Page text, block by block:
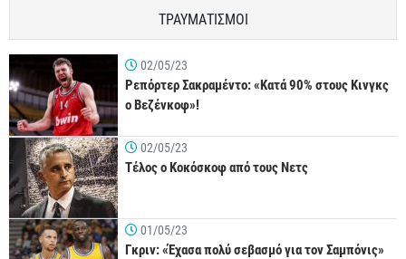
ΤΡΑΥΜΑΤΙΣΜΟΙ
02/05/23
Ρεπόρτερ Σακραμέντο: «Κατά 90% στους Κινγκς
ο Βεζένκοφ»!
02/05/23
Τέλος ο Κοκόσκοφ από τους Νετς
01/05/23
Γκριν: «Έχασα πολύ σεβασμό για τον Σαμπόνις»